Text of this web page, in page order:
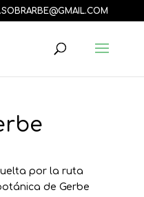
por la ruta
de Gerbe